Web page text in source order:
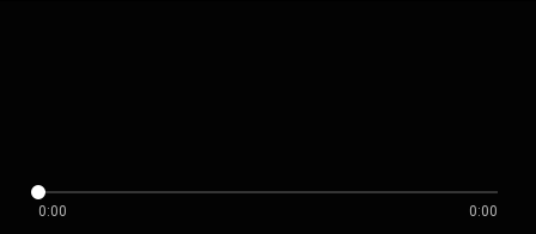
0:00 0:00